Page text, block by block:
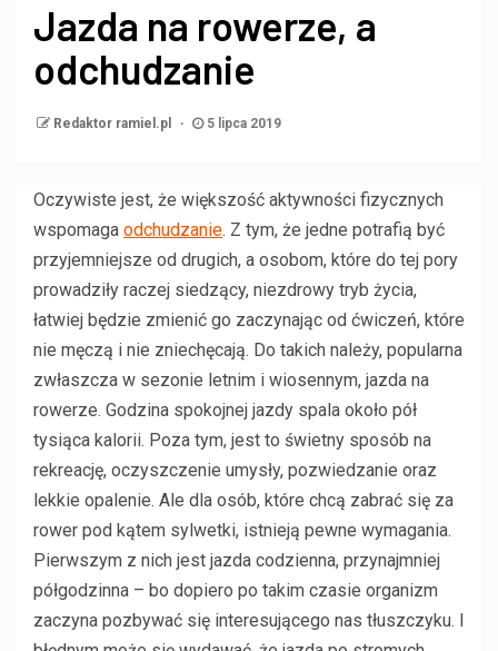
Jazda na rowerze, a
odchudzanie
Redaktor ramiel.pl 5 lipca 2019
Oczywiste jest, że większość aktywności fizycznych
wspomaga odchudzanie. Z tym, że jedne potrafią być
przyjemniejsze od drugich, a osobom, które do tej pory
prowadziły raczej siedzący, niezdrowy tryb życia,
łatwiej będzie zmienić go zaczynając od ćwiczeń, które
nie męczą i nie zniechęcają. Do takich należy, popularna
zwłaszcza w sezonie letnim i wiosennym, jazda na
rowerze. Godzina spokojnej jazdy spala około pół
tysiąca kalorii. Poza tym, jest to świetny sposób na
rekreację, oczyszczenie umysły, pozwiedzanie oraz
lekkie opalenie. Ale dla osób, które chcą zabrać się za
rower pod kątem sylwetki, istnieją pewne wymagania.
Pierwszym z nich jest jazda codzienna, przynajmniej
półgodzinna – bo dopiero po takim czasie organizm
zaczyna pozbywać się interesującego nas tłuszczyku. I